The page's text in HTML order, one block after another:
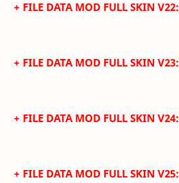
+ FILE DATA MOD FULL SKIN V22:
+ FILE DATA MOD FULL SKIN V23:
+ FILE DATA MOD FULL SKIN V24:
+ FILE DATA MOD FULL SKIN V25: